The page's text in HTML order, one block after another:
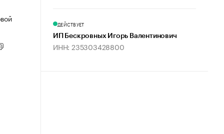
ДЕЙСТВУЕТ
ИП Бескровных Игорь Валентинович
ИНН: 235303428800